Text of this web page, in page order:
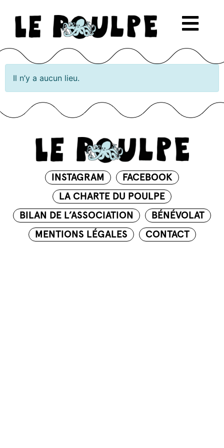
Il n’y a aucun lieu.
INSTAGRAM
FACEBOOK
LA CHARTE DU POULPE
BILAN DE L’ASSOCIATION
BÉNÉVOLAT
MENTIONS LÉGALES
CONTACT